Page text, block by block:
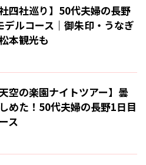
社四社巡り】50代夫婦の長野
デルコース｜御朱印・うなぎ
本観光も
天空の楽園ナイトツアー】曇
めた！50代夫婦の長野1日目
ス